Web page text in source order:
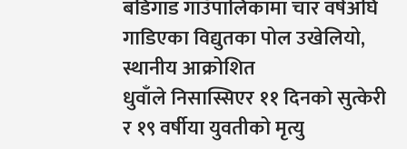
बडिगाड गाउँपालिकामा चार वर्षअघि
गाडिएका विद्युतका पोल उखेलियो,
स्थानीय आक्रोशित
धुवाँले निसास्सिएर ११ दिनको सुत्केरी
र १९ वर्षीया युवतीको मृत्यु